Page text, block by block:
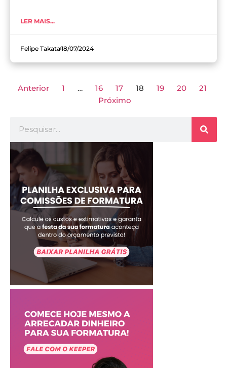
LER MAIS...
Felipe Takata18/07/2024
Anterior 1 … 16 17 18 19 20
21
Próximo